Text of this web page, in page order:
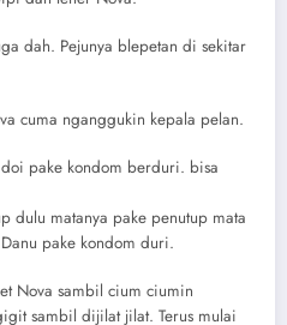
dah. Pejunya blepetan di sekitar
cuma nganggukin kepala pelan.
pake kondom berduri. bisa
dulu matanya pake penutup mata
pake kondom duri.
Nova sambil cium ciumin
sambil dijilat jilat. Terus mulai